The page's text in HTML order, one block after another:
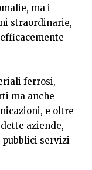
ma i
straordinarie,
ferrosi,
ma anche
e oltre
aziende,
pubblici servizi